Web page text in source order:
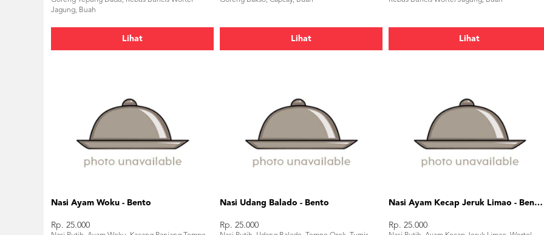
Jagung, Buah
Lihat Lihat Lihat
Nasi Ayam Woku - Bento
Rp. 25.000
Nasi Udang Balado - Bento
Rp. 25.000
Nasi Ayam Kecap Jeruk Limao - Bento Box
Rp. 25.000